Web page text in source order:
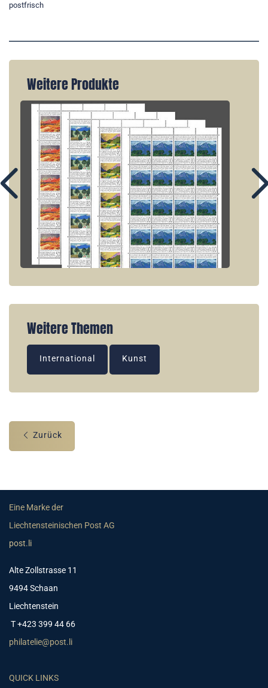
postfrisch
Weitere Produkte
Weitere Themen
International Kunst
Zurück
Eine Marke der
Liechtensteinischen Post AG
post.li
Alte Zollstrasse 11
9494 Schaan
Liechtenstein
T +423 399 44 66
philatelie@post.li
QUICK LINKS